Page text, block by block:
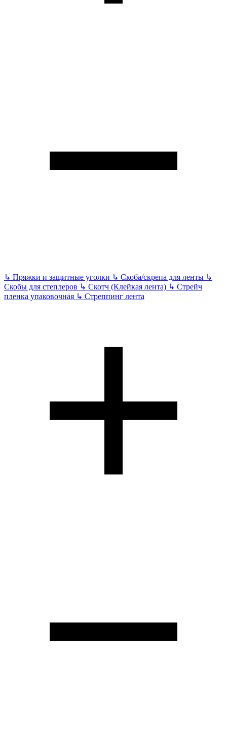
↳ Пряжки и защитные уголки ↳ Скоба/скрепа для ленты ↳
Скобы для степлеров ↳ Скотч (Клейкая лента) ↳ Стрейч
пленка упаковочная ↳ Стреппинг лента